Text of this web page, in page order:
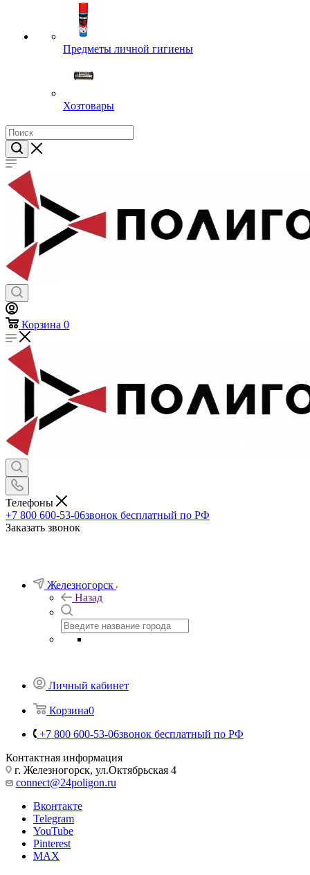
Предметы личной гигиены
Хозтовары
Корзина 0
Телефоны
+7 800 600-53-06звонок бесплатный по РФ
Заказать звонок
Железногорск
Назад
Личный кабинет
Корзина0
+7 800 600-53-06звонок бесплатный по РФ
Контактная информация
г. Железногорск, ул.Октябрьская 4
connect@24poligon.ru
Вконтакте
Telegram
YouTube
Pinterest
MAX